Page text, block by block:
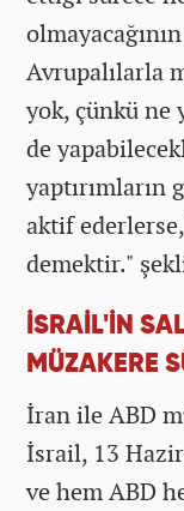
Avrupalılarla
yok, çünkü ne
de
yaptırımların
aktif
demektir."
İSRAİL'İN
MÜZAKERE
İran ile ABD
İsrail, 13
ve hem ABD